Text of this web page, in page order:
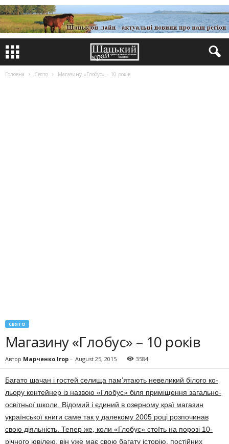
Головна Свято Магазину «Глобус» – 10 років
СВЯТО
Магазину «Глобус» – 10 років
Автор Марченко Ігор - August 25, 2015 3584
Багато шачан і гостей селища пам’ятають невеликий білого ко­
льору контейнер із назвою «Гло­бус» біля приміщення загально­
освітньої школи. Відомий і єди­ний в озерному краї магазин
української книги саме так у дале­кому 2005 році розпочинав
свою діяльність. Тепер же, коли «Гло­бус» стоїть на порозі 10-
річного ювілею, він уже має свою багату історію, постійних